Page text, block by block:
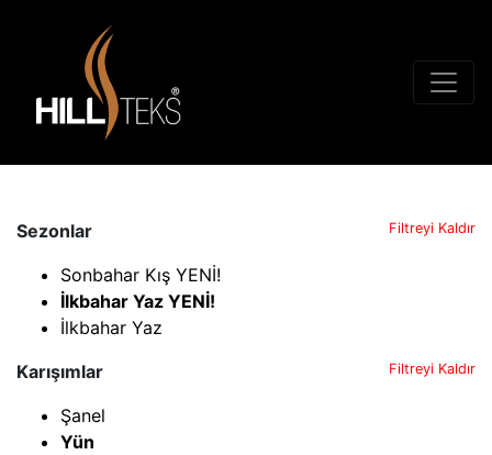
Sezonlar Filtreyi Kaldır
Sonbahar Kış YENİ!
İlkbahar Yaz YENİ!
İlkbahar Yaz
Karışımlar
Filtreyi Kaldır
Şanel
Yün